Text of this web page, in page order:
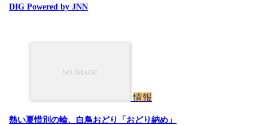
DIG Powered by JNN
情報
熱い夏惜別の輪、白鳥おどり「おどり納め」